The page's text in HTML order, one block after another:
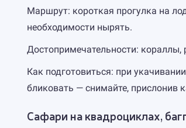
Маршрут: короткая прогулка на
необходимости нырять.
Достопримечательности: кораллы,
Как подготовиться: при
бликовать — снимайте, прислонив
Сафари на квадроциклах,